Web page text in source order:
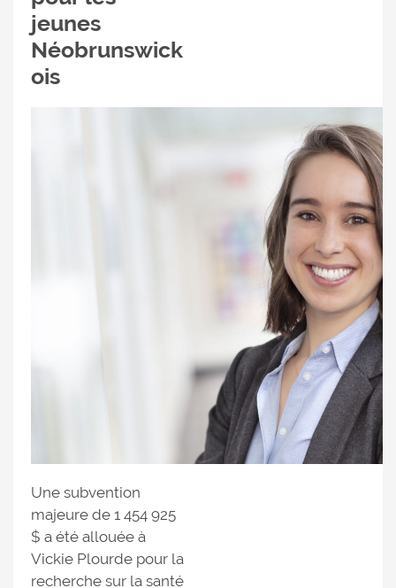
jeunes
Néobrunswick
ois
Une subvention
majeure de 1 454 925
$ a été allouée à
Vickie Plourde pour la
recherche sur la santé